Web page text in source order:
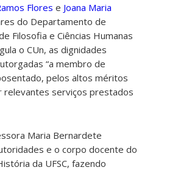
Flores e Joana Maria
do Departamento de
Filosofia e Ciências Humanas
o CUn, as dignidades
“a membro de
pelos altos méritos
relevantes serviços prestados
Maria Bernardete
e o corpo docente do
da UFSC, fazendo